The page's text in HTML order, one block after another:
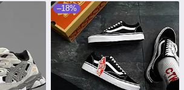
–18%